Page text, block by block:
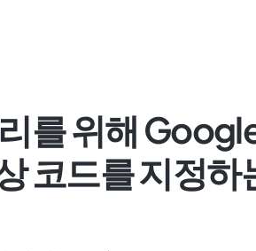
를 위해
코드를 지정하